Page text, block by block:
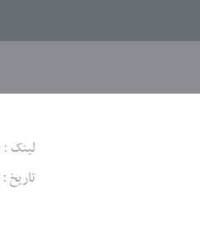
لینک :
تاریخ :